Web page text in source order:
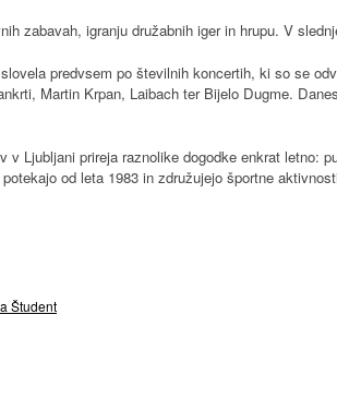
zabavah, igranju družabnih iger in hrupu. V
predvsem po številnih koncertih, ki so se
Martin Krpan, Laibach ter Bijelo Dugme.
Ljubljani prireja raznolike dogodke enkrat letno:
od leta 1983 in združujejo športne
Študent